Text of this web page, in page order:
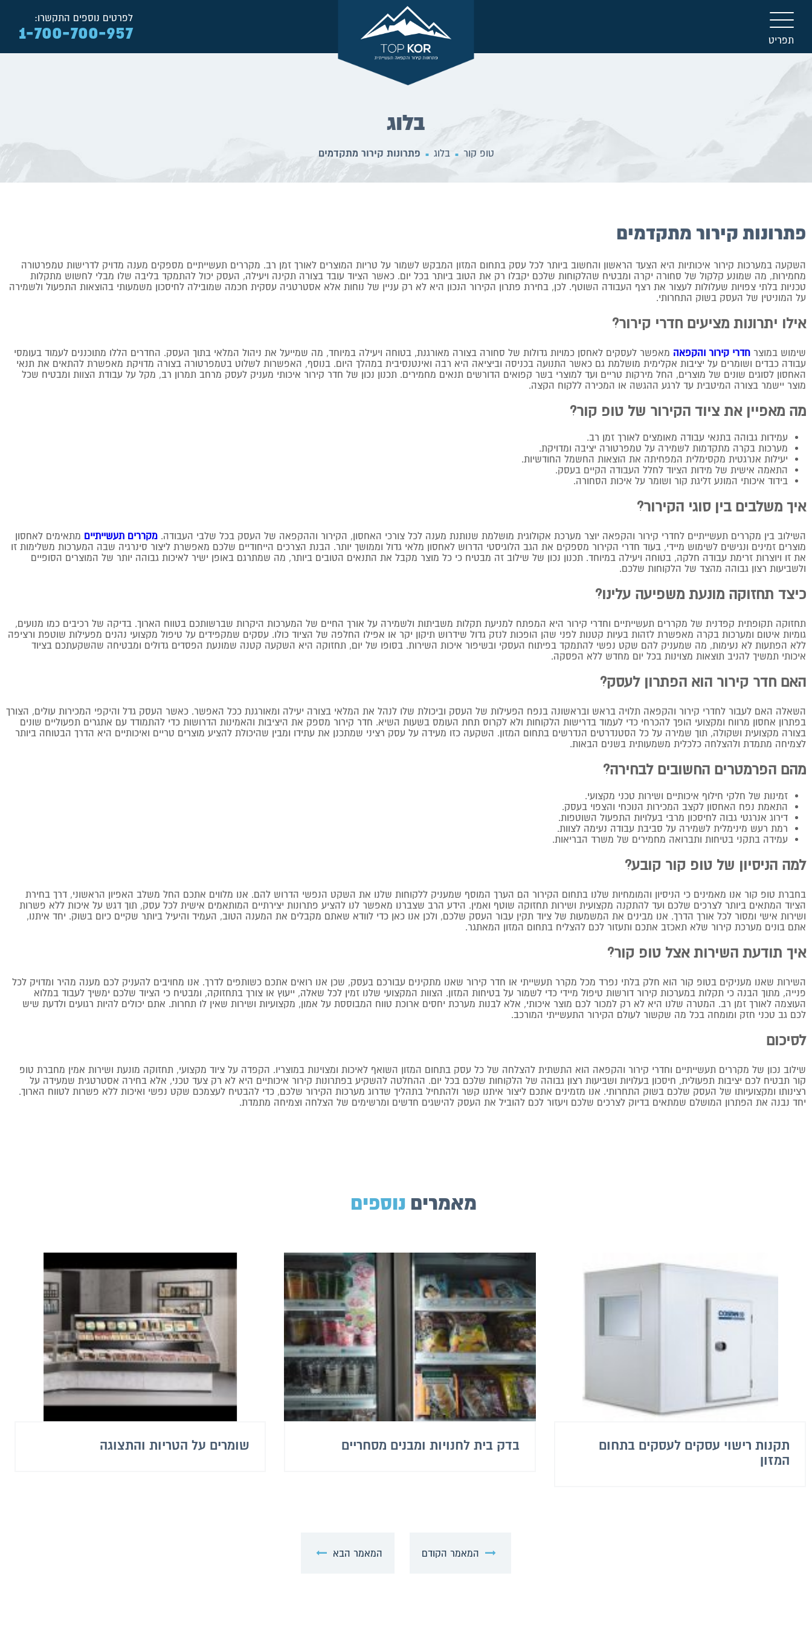
תפריט
לפרטים נוספים התקשרו:
1-700-700-957
בלוג
טופ קור ■ בלוג ■ פתרונות קירור מתקדמים
פתרונות קירור מתקדמים
השקעה במערכות קירור איכותיות היא הצעד הראשון והחשוב ביותר לכל עסק בתחום המזון המבקש לשמור על טריות המוצרים לאורך זמן רב. מקררים תעשייתיים מספקים מענה מדויק לדרישות טמפרטורה
מחמירות, מה שמונע קלקול של סחורה יקרה ומבטיח שהלקוחות שלכם יקבלו רק את הטוב ביותר בכל יום. כאשר הציוד עובד בצורה תקינה ויעילה, העסק יכול להתמקד בליבה שלו מבלי לחשוש מתקלות
טכניות בלתי צפויות שעלולות לעצור את רצף העבודה השוטף. לכן, בחירת פתרון הקירור הנכון היא לא רק עניין של נוחות אלא אסטרטגיה עסקית חכמה שמובילה לחיסכון משמעותי בהוצאות התפעול ולשמירה
על המוניטין של העסק בשוק התחרותי.
אילו יתרונות מציעים חדרי קירור?
שימוש במוצר חדרי קירור והקפאה מאפשר לעסקים לאחסן כמויות גדולות של סחורה בצורה מאורגנת, בטוחה ויעילה במיוחד, מה שמייעל את ניהול המלאי בתוך העסק. החדרים הללו מתוכננים לעמוד בעומסי
עבודה כבדים ושומרים על יציבות אקלימית מושלמת גם כאשר התנועה בכניסה וביציאה היא רבה ואינטנסיבית במהלך היום. בנוסף, האפשרות לשלוט בטמפרטורה בצורה מדויקת מאפשרת להתאים את תנאי
האחסון לסוגים שונים של מוצרים, החל מירקות טריים ועד למוצרי בשר קפואים הדורשים תנאים מחמירים. תכנון נכון של חדר קירור איכותי מעניק לעסק מרחב תמרון רב, מקל על עבודת הצוות ומבטיח שכל
מוצר יישמר בצורה המיטבית עד לרגע ההגשה או המכירה ללקוח הקצה.
מה מאפיין את ציוד הקירור של טופ קור?
עמידות גבוהה בתנאי עבודה מאומצים לאורך זמן רב.
מערכות בקרה מתקדמות לשמירה על טמפרטורה יציבה ומדויקת.
יעילות אנרגטית מקסימלית המפחיתה את הוצאות החשמל החודשיות.
התאמה אישית של מידות הציוד לחלל העבודה הקיים בעסק.
בידוד איכותי המונע זליגת קור ושומר על איכות הסחורה.
איך משלבים בין סוגי הקירור?
השילוב בין מקררים תעשייתיים לחדרי קירור והקפאה יוצר מערכת אקולוגית מושלמת שנותנת מענה לכל צורכי האחסון, הקירור וההקפאה של העסק בכל שלבי העבודה. מקררים תעשייתיים מתאימים לאחסון
מוצרים זמינים ונגישים לשימוש מיידי, בעוד חדרי הקירור מספקים את הגב הלוגיסטי הדרוש לאחסון מלאי גדול וממושך יותר. הבנת הצרכים הייחודיים שלכם מאפשרת ליצור סינרגיה שבה המערכות משלימות זו
את זו ויוצרות זרימת עבודה חלקה, בטוחה ויעילה במיוחד. תכנון נכון של שילוב זה מבטיח כי כל מוצר מקבל את התנאים הטובים ביותר, מה שמתרגם באופן ישיר לאיכות גבוהה יותר של המוצרים הסופיים
ולשביעות רצון גבוהה מהצד של הלקוחות שלכם.
כיצד תחזוקה מונעת משפיעה עלינו?
תחזוקה תקופתית קפדנית של מקררים תעשייתיים וחדרי קירור היא המפתח למניעת תקלות משביתות ולשמירה על אורך החיים של המערכות היקרות שברשותכם בטווח הארוך. בדיקה של רכיבים כמו מנועים,
גומיות איטום ומערכות בקרה מאפשרת לזהות בעיות קטנות לפני שהן הופכות לנזק גדול שידרוש תיקון יקר או אפילו החלפה של הציוד כולו. עסקים שמקפידים על טיפול מקצועי נהנים מפעילות שוטפת ורציפה
ללא הפתעות לא נעימות, מה שמעניק להם שקט נפשי להתמקד בפיתוח העסקי ובשיפור איכות השירות. בסופו של יום, תחזוקה היא השקעה קטנה שמונעת הפסדים גדולים ומבטיחה שהשקעתכם בציוד
איכותי תמשיך להניב תוצאות מצוינות בכל יום מחדש ללא הפסקה.
האם חדר קירור הוא הפתרון לעסק?
השאלה האם לעבור לחדרי קירור והקפאה תלויה בראש ובראשונה בנפח הפעילות של העסק וביכולת שלו לנהל את המלאי בצורה יעילה ומאורגנת ככל האפשר. כאשר העסק גדל והיקפי המכירות עולים, הצורך
בפתרון אחסון מרווח ומקצועי הופך להכרחי כדי לעמוד בדרישות הלקוחות ולא לקרוס תחת העומס בשעות השיא. חדר קירור מספק את היציבות והאמינות הדרושות כדי להתמודד עם אתגרים תפעוליים שונים
בצורה מקצועית ושקולה, תוך שמירה על כל הסטנדרטים הנדרשים בתחום המזון. השקעה כזו מעידה על עסק רציני שמתכנן את עתידו ומבין שהיכולת להציע מוצרים טריים ואיכותיים היא הדרך הבטוחה ביותר
לצמיחה מתמדת ולהצלחה כלכלית משמעותית בשנים הבאות.
מהם הפרמטרים החשובים לבחירה?
זמינות של חלקי חילוף איכותיים ושירות טכני מקצועי.
התאמת נפח האחסון לקצב המכירות הנוכחי והצפוי בעסק.
דירוג אנרגטי גבוה לחיסכון מרבי בעלויות התפעול השוטפות.
רמת רעש מינימלית לשמירה על סביבת עבודה נעימה לצוות.
עמידה בתקני בטיחות ותברואה מחמירים של משרד הבריאות.
למה הניסיון של טופ קור קובע?
בחברת טופ קור אנו מאמינים כי הניסיון והמומחיות שלנו בתחום הקירור הם הערך המוסף שמעניק ללקוחות שלנו את השקט הנפשי הדרוש להם. אנו מלווים אתכם החל משלב האפיון הראשוני, דרך בחירת
הציוד המתאים ביותר לצרכים שלכם ועד להתקנה מקצועית ושירות תחזוקה שוטף ואמין. הידע הרב שצברנו מאפשר לנו להציע פתרונות יצירתיים המותאמים אישית לכל עסק, תוך דגש על איכות ללא פשרות
ושירות אישי ומסור לכל אורך הדרך. אנו מבינים את המשמעות של ציוד תקין עבור העסק שלכם, ולכן אנו כאן כדי לוודא שאתם מקבלים את המענה הטוב, העמיד והיעיל ביותר שקיים כיום בשוק. יחד איתנו,
אתם בונים מערכת קירור שלא תאכזב אתכם ותעזור לכם להצליח בתחום המזון המאתגר.
איך תודעת השירות אצל טופ קור?
השירות שאנו מעניקים בטופ קור הוא חלק בלתי נפרד מכל מקרר תעשייתי או חדר קירור שאנו מתקינים עבורכם בעסק, שכן אנו רואים אתכם כשותפים לדרך. אנו מחויבים להעניק לכם מענה מהיר ומדויק לכל
פנייה, מתוך הבנה כי תקלות במערכות קירור דורשות טיפול מיידי כדי לשמור על בטיחות המזון. הצוות המקצועי שלנו זמין לכל שאלה, ייעוץ או צורך בתחזוקה, ומבטיח כי הציוד שלכם ימשיך לעבוד במלוא
העוצמה לאורך זמן רב. המטרה שלנו היא לא רק למכור לכם מוצר איכותי, אלא לבנות מערכת יחסים ארוכת טווח המבוססת על אמון, מקצועיות ושירות שאין לו תחרות. אתם יכולים להיות רגועים ולדעת שיש
לכם גב טכני חזק ומומחה בכל מה שקשור לעולם הקירור התעשייתי המורכב.
לסיכום
שילוב נכון של מקררים תעשייתיים וחדרי קירור והקפאה הוא התשתית להצלחה של כל עסק בתחום המזון השואף לאיכות ומצוינות במוצריו. הקפדה על ציוד מקצועי, תחזוקה מונעת ושירות אמין מחברת טופ
קור תבטיח לכם יציבות תפעולית, חיסכון בעלויות ושביעות רצון גבוהה של הלקוחות שלכם בכל יום. ההחלטה להשקיע בפתרונות קירור איכותיים היא לא רק צעד טכני, אלא בחירה אסטרטגית שמעידה על
רצינותו ומקצועיותו של העסק שלכם בשוק התחרותי. אנו מזמינים אתכם ליצור איתנו קשר ולהתחיל בתהליך שדרוג מערכות הקירור שלכם, כדי להבטיח לעצמכם שקט נפשי ואיכות ללא פשרות לטווח הארוך.
יחד נבנה את הפתרון המושלם שמתאים בדיוק לצרכים שלכם ויעזור לכם להוביל את העסק להישגים חדשים ומרשימים של הצלחה וצמיחה מתמדת.
מאמרים נוספים
תקנות רישוי עסקים לעסקים בתחום
המזון
בדק בית לחנויות ומבנים מסחריים שומרים על הטריות והתצוגה
המאמר הקודם המאמר הבא